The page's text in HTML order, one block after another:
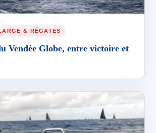
& RÉGATES
Vendée Globe, entre victoire et